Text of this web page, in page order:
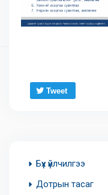
Tweet
Бүх үйлчилгээ
Дотрын тасаг